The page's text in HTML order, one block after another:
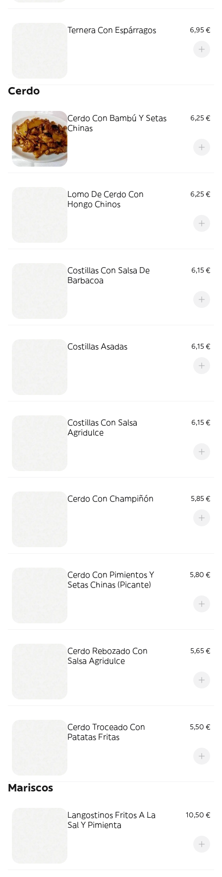
Ternera Con Espárragos 6,95 €
Cerdo
Cerdo Con Bambú Y Setas
Chinas
6,25 €
Lomo De Cerdo Con
Hongo Chinos
6,25 €
Costillas Con Salsa De
Barbacoa
6,15 €
Costillas Asadas 6,15 €
Costillas Con Salsa
Agridulce
6,15 €
Cerdo Con Champiñón 5,85 €
Cerdo Con Pimientos Y
Setas Chinas (Picante)
5,80 €
Cerdo Rebozado Con
Salsa Agridulce
5,65 €
Cerdo Troceado Con
Patatas Fritas
5,50 €
Mariscos
Langostinos Fritos A La
Sal Y Pimienta
10,50 €